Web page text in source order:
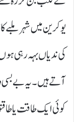
یوکرین میں شہر ملبے
کی ندیاں بہہ رہی
آتے ہیں۔ یہ بے بسی
کوئی ایک طاقت یا